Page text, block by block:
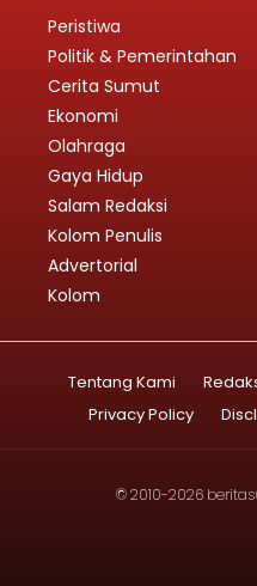
Peristiwa
Politik & Pemerintahan
Cerita Sumut
Ekonomi
Olahraga
Gaya Hidup
Salam Redaksi
Kolom Penulis
Advertorial
Kolom
Tentang Kami
Privacy Policy
© 2010-2026